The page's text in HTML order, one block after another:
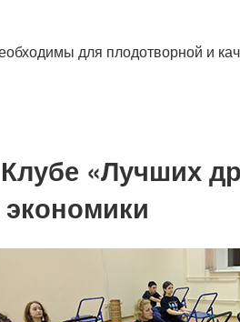
для плодотворной и
«Лучших